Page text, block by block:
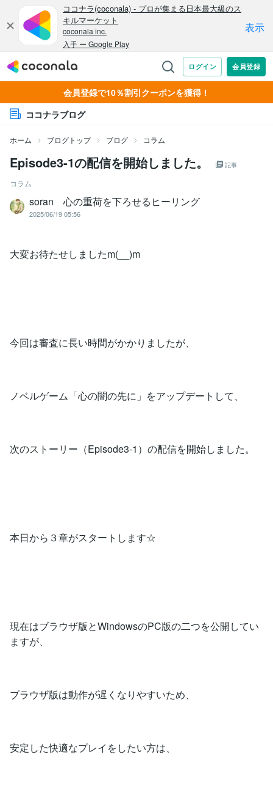
会員登録で10％割引クーポンを獲得！
ココナラブログ
ホーム ブログトップ ブログ コラム
Episode3-1の配信を開始しました。 記事
コラム
soran 心の重荷を下ろせるヒーリング
2025/06/19 05:56
大変お待たせしましたm(__)m
今回は審査に長い時間がかかりましたが、
ノベルゲーム「心の闇の先に」をアップデートして、
次のストーリー（Episode3-1）の配信を開始しました。
本日から３章がスタートします☆
現在はブラウザ版とWindowsのPC版の二つを公開してい
ますが、
ブラウザ版は動作が遅くなりやすいため、
安定した快適なプレイをしたい方は、